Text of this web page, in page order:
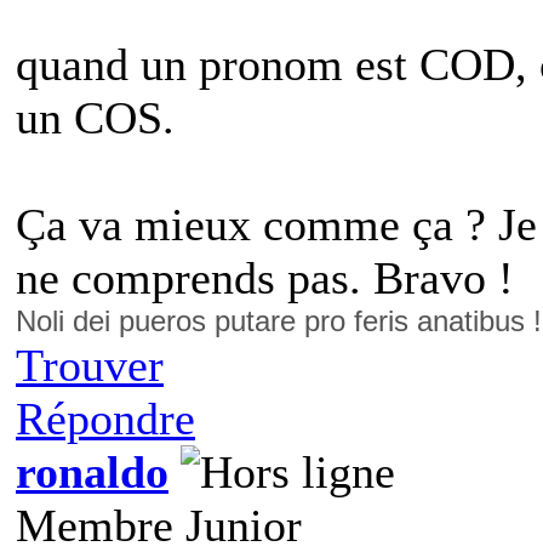
quand un pronom est
un COS.
Ça va mieux comme ça ?
ne comprends pas. Bravo !
Noli dei pueros putare pro feris anatibus
Trouver
Répondre
ronaldo
Membre Junior